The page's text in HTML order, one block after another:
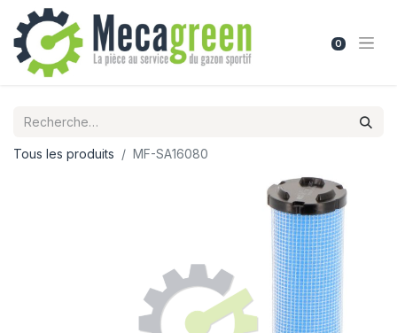
0
Tous les produits MF-SA16080